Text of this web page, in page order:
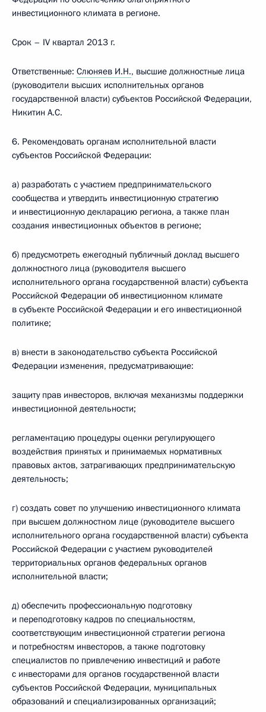
инвестиционного климата в регионе.
Срок – IV квартал 2013 г.
Ответственные: Слюняев И.Н., высшие должностные лица
(руководители высших исполнительных органов
государственной власти) субъектов Российской Федерации,
Никитин А.С.
6. Рекомендовать органам исполнительной власти
субъектов Российской Федерации:
а) разработать с участием предпринимательского
сообщества и утвердить инвестиционную стратегию
и инвестиционную декларацию региона, а также план
создания инвестиционных объектов в регионе;
б) предусмотреть ежегодный публичный доклад высшего
должностного лица (руководителя высшего
исполнительного органа государственной власти) субъекта
Российской Федерации об инвестиционном климате
в субъекте Российской Федерации и его инвестиционной
политике;
в) внести в законодательство субъекта Российской
Федерации изменения, предусматривающие:
защиту прав инвесторов, включая механизмы поддержки
инвестиционной деятельности;
регламентацию процедуры оценки регулирующего
воздействия принятых и принимаемых нормативных
правовых актов, затрагивающих предпринимательскую
деятельность;
г) создать совет по улучшению инвестиционного климата
при высшем должностном лице (руководителе высшего
исполнительного органа государственной власти) субъекта
Российской Федерации с участием руководителей
территориальных органов федеральных органов
исполнительной власти;
д) обеспечить профессиональную подготовку
и переподготовку кадров по специальностям,
соответствующим инвестиционной стратегии региона
и потребностям инвесторов, а также подготовку
специалистов по привлечению инвестиций и работе
с инвесторами для органов государственной власти
субъектов Российской Федерации, муниципальных
образований и специализированных организаций;